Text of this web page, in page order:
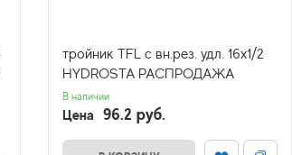
тройник ТFL с вн.рез. удл. 16х1/2
HYDROSTA РАСПРОДАЖА
В наличии
Цена 96.2 руб.